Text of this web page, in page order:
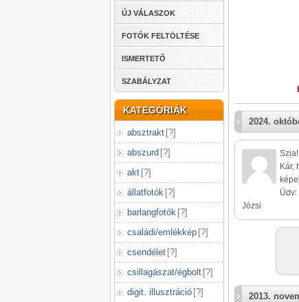
ÚJ VÁLASZOK
FOTÓK FELTÖLTÉSE
ISMERTETŐ
SZABÁLYZAT
KATEGÓRIÁK
absztrakt [?]
abszurd [?]
akt [?]
állatfotók [?]
barlangfotók [?]
családi/emlékkép [?]
csendélet [?]
csillagászat/égbolt [?]
digit. illusztráció [?]
2024.
Szia!
Kár,
Üdv:
Józsi
2013.